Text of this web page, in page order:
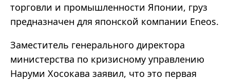
торговли и промышленности Японии, груз
предназначен для японской компании Eneos.
Заместитель генерального директора
министерства по кризисному управлению
Наруми Хосокава заявил, что это первая